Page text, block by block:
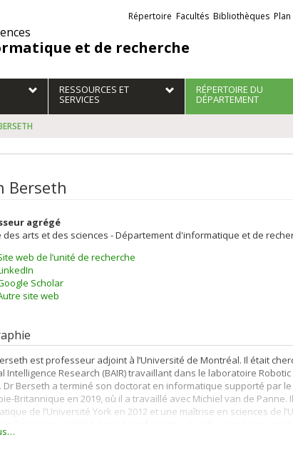
et de recherche
Liens
externes
Répertoire Facultés Bibliothèques
RESSOURCES ET
SERVICES
RÉPERTOIRE DU
DÉPARTEMENT
Berseth
agrégé
des arts et des sciences - Département d'informatique et de
web de l’unité de recherche
Scholar
site web
est professeur adjoint à l’Université de Montréal. Il était
Intelligence Research (BAIR) travaillant dans le laboratoire Robotic
Dr Berseth a terminé son doctorat en informatique supporté par le
Britannique en 2019, où il a travaillé avec Michiel van de
de l’Université York en 2012 et une maîtrise en sciences de
dans le monde en développant l’apprentissage profond et